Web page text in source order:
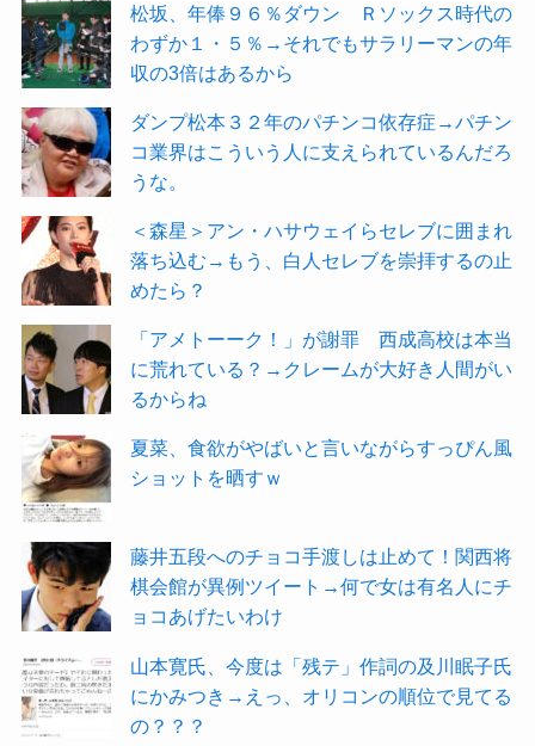
松坂、年俸９６％ダウン Ｒソックス時代の
わずか１・５％→それでもサラリーマンの年
収の3倍はあるから
ダンプ松本３２年のパチンコ依存症→パチン
コ業界はこういう人に支えられているんだろ
うな。
＜森星＞アン・ハサウェイらセレブに囲まれ
落ち込む→もう、白人セレブを崇拝するの止
めたら？
「アメトーーク！」が謝罪 西成高校は本当
に荒れている？→クレームが大好き人間がい
るからね
夏菜、食欲がやばいと言いながらすっぴん風
ショットを晒すｗ
藤井五段へのチョコ手渡しは止めて！関西将
棋会館が異例ツイート→何で女は有名人にチ
ョコあげたいわけ
山本寛氏、今度は「残テ」作詞の及川眠子氏
にかみつき→えっ、オリコンの順位で見てる
の？？？